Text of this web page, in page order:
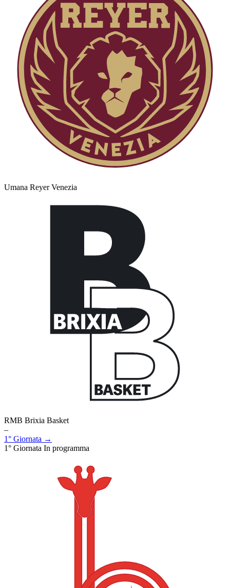
Umana Reyer Venezia
RMB Brixia Basket
–
1° Giornata →
1° Giornata In programma